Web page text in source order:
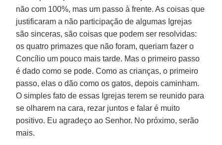
não com 100%, mas um passo à frente. As coisas que
justificaram a não participação de algumas Igrejas
são sinceras, são coisas que podem ser resolvidas:
os quatro primazes que não foram, queriam fazer o
Concílio um pouco mais tarde. Mas o primeiro passo
é dado como se pode. Como as crianças, o primeiro
passo, elas o dão como os gatos, depois caminham.
O simples fato de essas Igrejas terem se reunido para
se olharem na cara, rezar juntos e falar é muito
positivo. Eu agradeço ao Senhor. No próximo, serão
mais.